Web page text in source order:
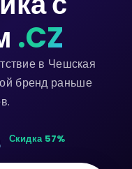
.CZ
в Чешская
бренд раньше
Скидка 57%